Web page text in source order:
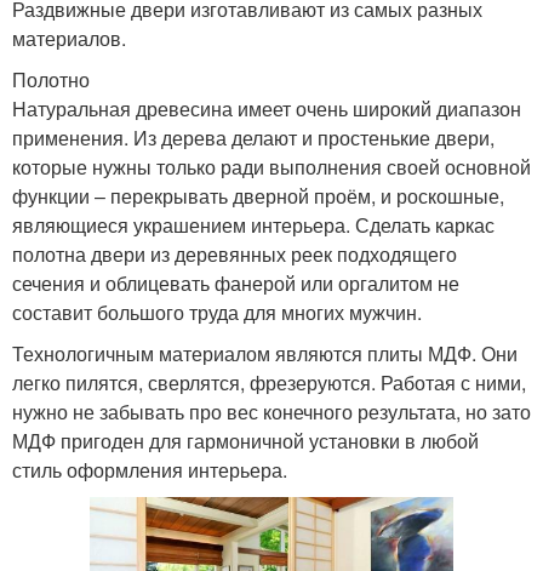
Раздвижные двери изготавливают из самых разных
материалов.
Полотно
Натуральная древесина имеет очень широкий диапазон
применения. Из дерева делают и простенькие двери,
которые нужны только ради выполнения своей основной
функции – перекрывать дверной проём, и роскошные,
являющиеся украшением интерьера. Сделать каркас
полотна двери из деревянных реек подходящего
сечения и облицевать фанерой или оргалитом не
составит большого труда для многих мужчин.
Технологичным материалом являются плиты МДФ. Они
легко пилятся, сверлятся, фрезеруются. Работая с ними,
нужно не забывать про вес конечного результата, но зато
МДФ пригоден для гармоничной установки в любой
стиль оформления интерьера.